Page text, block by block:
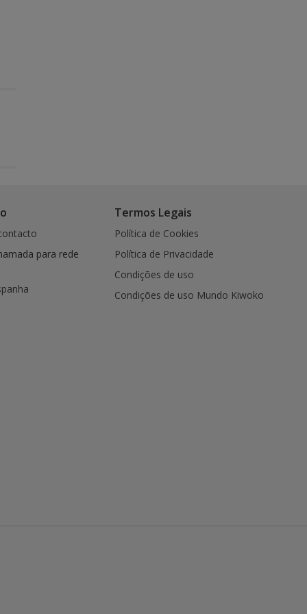
para rede
Termos Legais
Política de Cookies
Política de Privacidade
Condições de uso
Condições de uso Mundo Kiwoko